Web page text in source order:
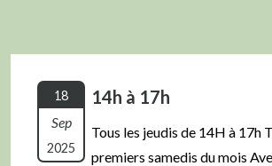
18
Sep
2025
14h à 17h
Tous les jeudis de 14H à 17h
premiers samedis du mois